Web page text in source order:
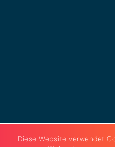
Diese Website verwendet